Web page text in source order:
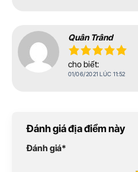
Quân Trând
cho biết:
01/06/2021 LÚC 11:52
Đánh giá địa điểm này
Đánh giá*